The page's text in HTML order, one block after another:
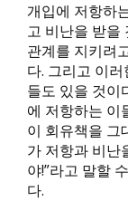
개입에 저항하
고 비난을 받을
관계를 지키려
다. 그리고 이
들도 있을 것이
에 저항하는 이
이 회유책을 그
가 저항과 비난
야!”라고 말할
다.